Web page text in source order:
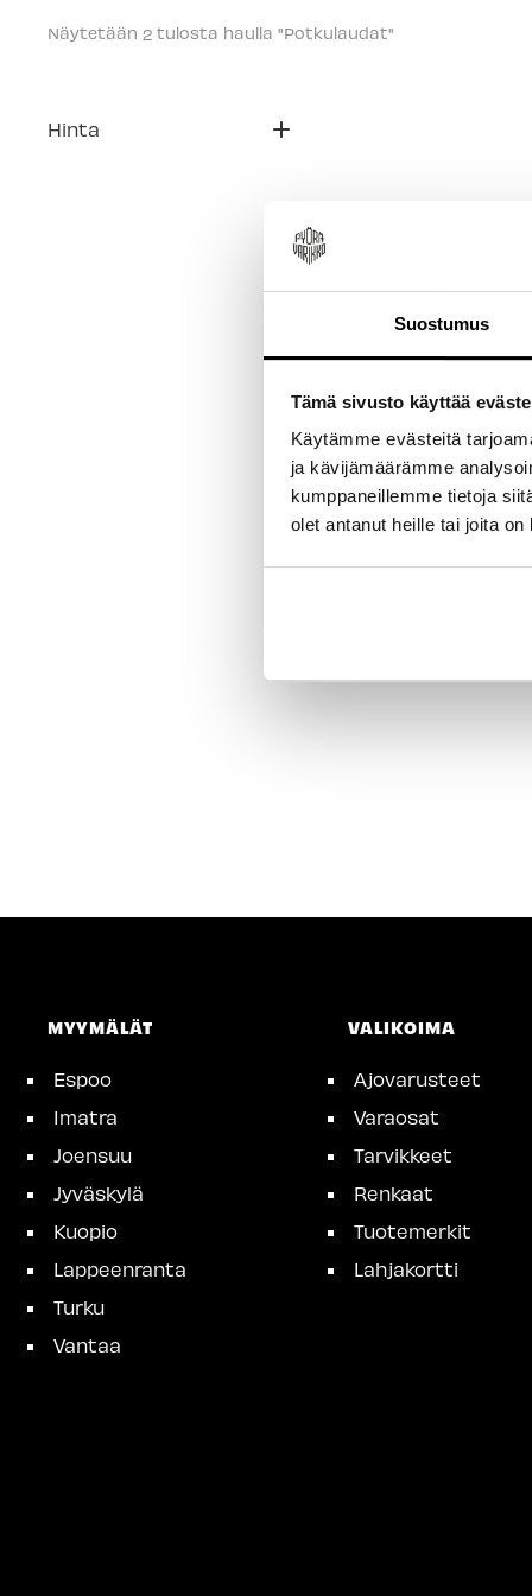
Suostumus
Tämä sivusto käyttää
Käytämme evästeitä
ja kävijämäärämme
kumppaneillemme tietoja
olet antanut heille tai joita
Näytetään 2 tulosta haulla "Potkulaudat"
Hinta
Helkama Loggy
Potkulauda
Helkama Loggy
sisäympäristöihin, kuten
MYYMÄLÄT
Espoo
Imatra
Joensuu
Jyväskylä
Kuopio
Lappeenranta
Turku
Vantaa
VALIKOIMA
Ajovarusteet
Varaosat
Tarvikkeet
Renkaat
Tuotemerkit
Lahjakortti